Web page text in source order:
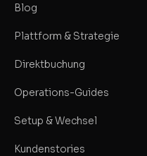
Blog
Plattform & Strategie
Direktbuchung
Operations-Guides
Setup & Wechsel
Kundenstories